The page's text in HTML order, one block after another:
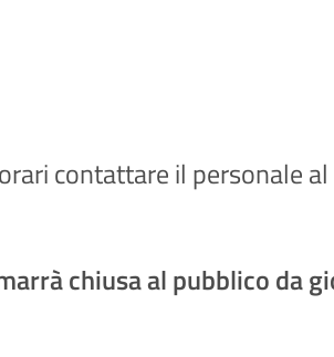
contattare il personale
chiusa al pubblico da